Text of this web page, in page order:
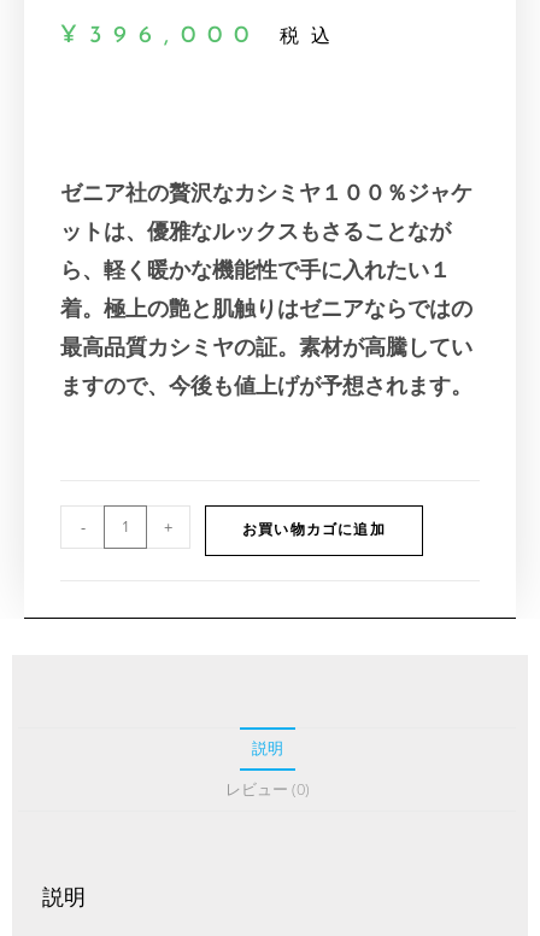
¥ 396,000 税込
ゼニア社の贅沢なカシミヤ１００％ジャケ
ットは、優雅なルックスもさることなが
ら、軽く暖かな機能性で手に入れたい１
着。極上の艶と肌触りはゼニアならではの
最高品質カシミヤの証。素材が高騰してい
ますので、今後も値上げが予想されます。
- + お買い物カゴに追加
説明
レビュー (0)
説明